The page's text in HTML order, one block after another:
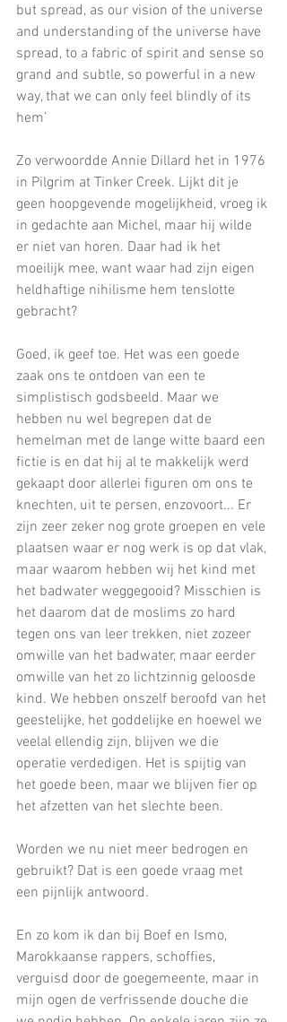
but spread, as our vision of the universe
and understanding of the universe have
spread, to a fabric of spirit and sense so
grand and subtle, so powerful in a new
way, that we can only feel blindly of its
hem’
Zo verwoordde Annie Dillard het in 1976
in Pilgrim at Tinker Creek. Lijkt dit je
geen hoopgevende mogelijkheid, vroeg ik
in gedachte aan Michel, maar hij wilde
er niet van horen. Daar had ik het
moeilijk mee, want waar had zijn eigen
heldhaftige nihilisme hem tenslotte
gebracht?
Goed, ik geef toe. Het was een goede
zaak ons te ontdoen van een te
simplistisch godsbeeld. Maar we
hebben nu wel begrepen dat de
hemelman met de lange witte baard een
fictie is en dat hij al te makkelijk werd
gekaapt door allerlei figuren om ons te
knechten, uit te persen, enzovoort... Er
zijn zeer zeker nog grote groepen en vele
plaatsen waar er nog werk is op dat vlak,
maar waarom hebben wij het kind met
het badwater weggegooid? Misschien is
het daarom dat de moslims zo hard
tegen ons van leer trekken, niet zozeer
omwille van het badwater, maar eerder
omwille van het zo lichtzinnig geloosde
kind. We hebben onszelf beroofd van het
geestelijke, het goddelijke en hoewel we
veelal ellendig zijn, blijven we die
operatie verdedigen. Het is spijtig van
het goede been, maar we blijven fier op
het afzetten van het slechte been.
Worden we nu niet meer bedrogen en
gebruikt? Dat is een goede vraag met
een pijnlijk antwoord.
En zo kom ik dan bij Boef en Ismo,
Marokkaanse rappers, schoffies,
verguisd door de goegemeente, maar in
mijn ogen de verfrissende douche die